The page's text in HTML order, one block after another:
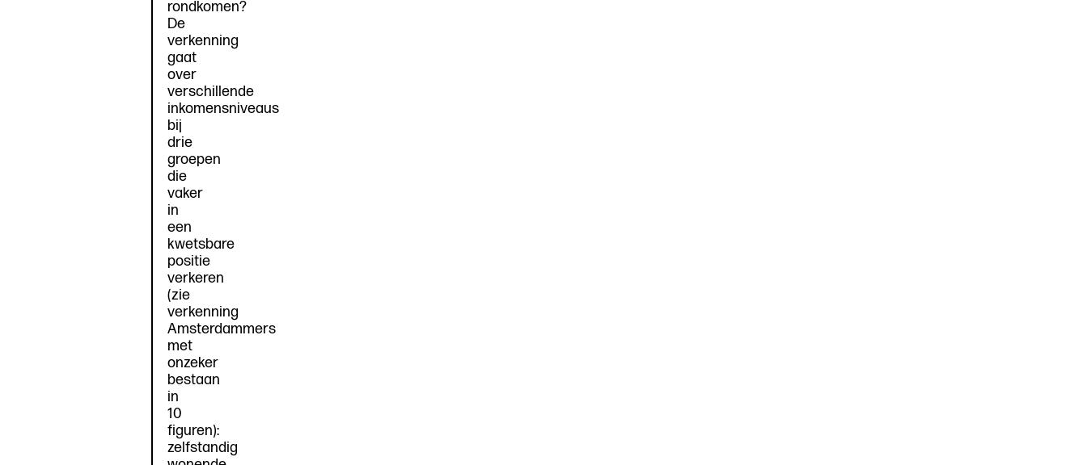
rondkomen?
De
verkenning
gaat
over
verschillende
inkomensniveaus
bij
drie
groepen
die
vaker
in
een
kwetsbare
positie
verkeren
(zie
verkenning
Amsterdammers
met
onzeker
bestaan
in
10
figuren):
zelfstandig